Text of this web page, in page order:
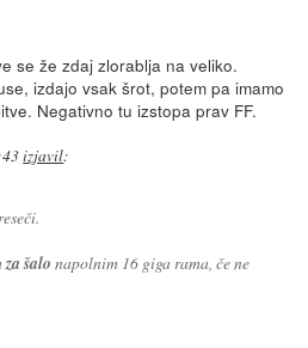
se že zdaj zlorablja na veliko.
izdajo vsak šrot, potem pa imamo
Negativno tu izstopa prav FF.
izjavil:
za šalo napolnim 16 giga rama, če ne